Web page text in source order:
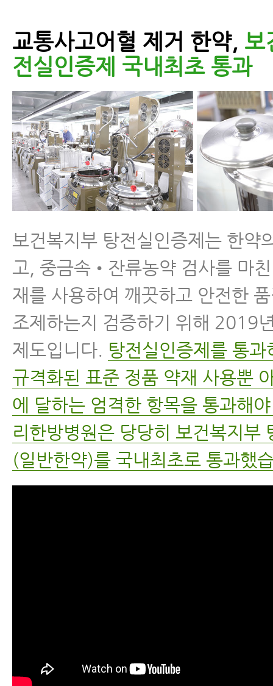
교통사고어혈 제거 한약, 보
전실인증제 국내최초 통과
보건복지부 탕전실인증제는 한약
고, 중금속•잔류농약 검사를 마
재를 사용하여 깨끗하고 안전한
조제하는지 검증하기 위해 2019
제도입니다. 탕전실인증제를 통과
규격화된 표준 정품 약재 사용뿐
에 달하는 엄격한 항목을 통과해
리한방병원은 당당히 보건복지부
(일반한약)를 국내최초로 통과했